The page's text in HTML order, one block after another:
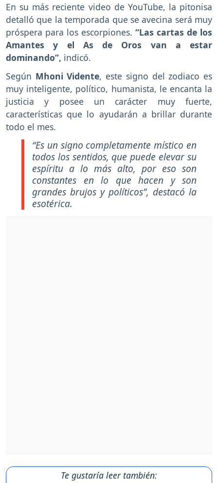
En su más reciente video de YouTube, la pitonisa
detalló que la temporada que se avecina será muy
próspera para los escorpiones. “Las cartas de los
Amantes y el As de Oros van a estar
dominando”, indicó.
Según Mhoni Vidente, este signo del zodiaco es
muy inteligente, político, humanista, le encanta la
justicia y posee un carácter muy fuerte,
características que lo ayudarán a brillar durante
todo el mes.
“Es un signo completamente místico en
todos los sentidos, que puede elevar su
espíritu a lo más alto, por eso son
constantes en lo que hacen y son
grandes brujos y políticos”, destacó la
esotérica.
Te gustaría leer también: